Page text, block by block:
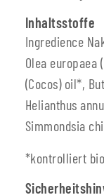
Inhaltsstoffe
Ingredience
Olea
(Cocos) oil*,
Helianthus
Simmondsia
*kontrolliert